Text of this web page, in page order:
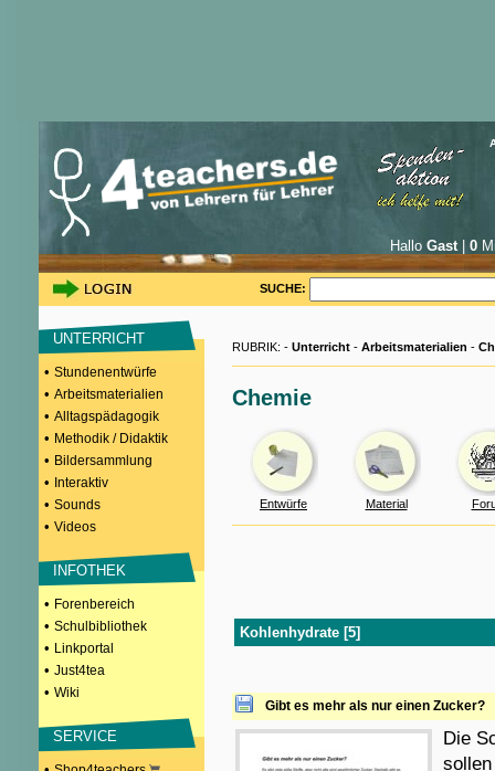
Hallo Gast| 0
SUCHE:
UNTERRICHT
• Stundenentwürfe
• Arbeitsmaterialien
• Alltagspädagogik
• Methodik / Didaktik
• Bildersammlung
• Interaktiv
• Sounds
• Videos
INFOTHEK
• Forenbereich
• Schulbibliothek
• Linkportal
• Just4tea
• Wiki
SERVICE
RUBRIK: - Unterricht - Arbeitsmaterialien -
Chemie
Entwürfe Material
Kohlenhydrate [5]
Gibt es mehr als nur einen Zucker?
Die